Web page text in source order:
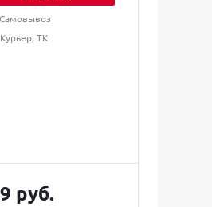
Самовывоз
Курьер, ТК
руб.